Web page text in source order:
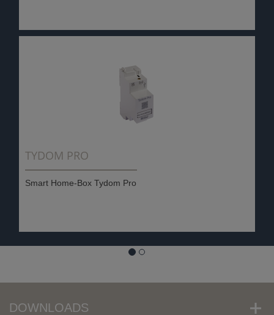
TYDOM PRO
Smart Home-Box Tydom Pro
DOWNLOADS